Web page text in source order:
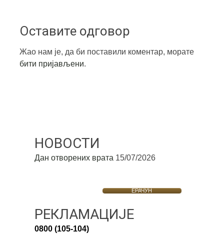
Оставите одговор
Жао нам је, да би поставили коментар, морате
бити пријављени.
НОВОСТИ
Дан отворених врата 15/07/2026
ЕРАЧУН
РЕКЛАМАЦИЈЕ
0800 (105-104)